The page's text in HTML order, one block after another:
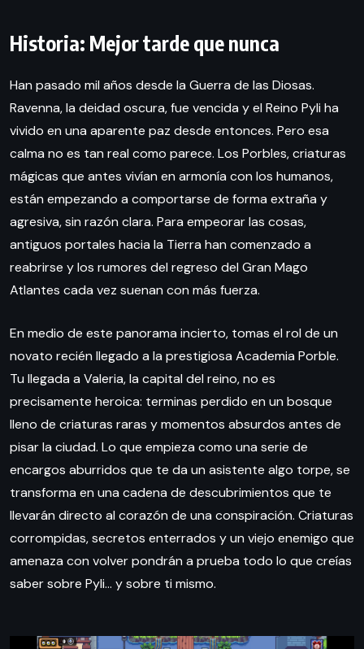
Historia: Mejor tarde que nunca
Han pasado mil años desde la Guerra de las Diosas.
Ravenna, la deidad oscura, fue vencida y el Reino Pyli ha
vivido en una aparente paz desde entonces. Pero esa
calma no es tan real como parece. Los Porbles, criaturas
mágicas que antes vivían en armonía con los humanos,
están empezando a comportarse de forma extraña y
agresiva, sin razón clara. Para empeorar las cosas,
antiguos portales hacia la Tierra han comenzado a
reabrirse y los rumores del regreso del Gran Mago
Atlantes cada vez suenan con más fuerza.
En medio de este panorama incierto, tomas el rol de un
novato recién llegado a la prestigiosa Academia Porble.
Tu llegada a Valeria, la capital del reino, no es
precisamente heroica: terminas perdido en un bosque
lleno de criaturas raras y momentos absurdos antes de
pisar la ciudad. Lo que empieza como una serie de
encargos aburridos que te da un asistente algo torpe, se
transforma en una cadena de descubrimientos que te
llevarán directo al corazón de una conspiración. Criaturas
corrompidas, secretos enterrados y un viejo enemigo que
amenaza con volver pondrán a prueba todo lo que creías
saber sobre Pyli… y sobre ti mismo.